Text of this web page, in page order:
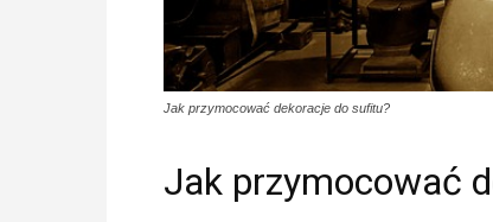
Jak przymocować dekoracje do sufitu?
Jak przymocować